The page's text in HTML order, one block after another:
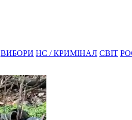
ВИБОРИ НС / КРИМІНАЛ СВІТ